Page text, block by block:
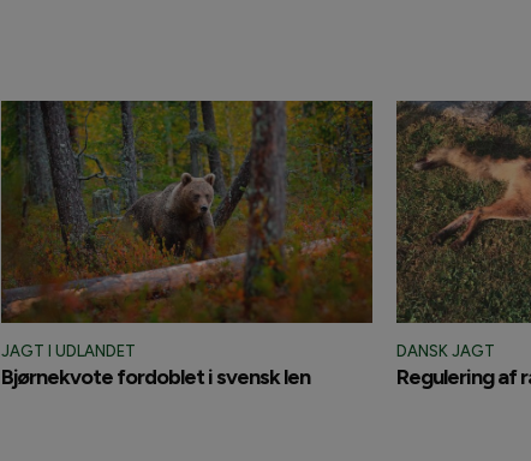
JAGT I UDLANDET
Bjørnekvote fordoblet i svensk len
DANSK JAGT
Regulering af